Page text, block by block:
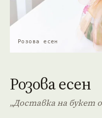
Розова есен
Розова есен
„Доставка на букет